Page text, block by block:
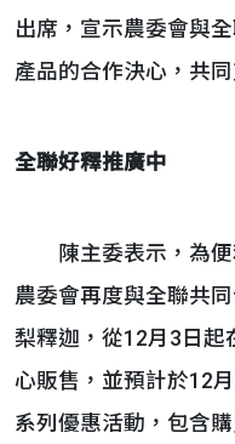
出席，宣示農委會與
產品的合作決心，共
全聯好釋推廣中
陳主委表示，為便
農委會再度與全聯共
梨釋迦，從12月3日起
心販售，並預計於12
系列優惠活動，包含